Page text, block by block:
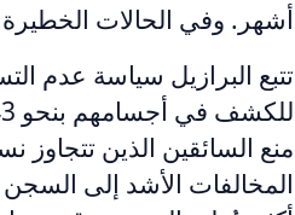
أشهر. وفي الحالات الخطيرة
تتبع البرازيل سياسة عدم